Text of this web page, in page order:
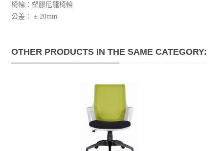
椅輪：塑膠尼龍椅輪
公差： ± 20mm
OTHER PRODUCTS IN THE SAME CATEGORY: